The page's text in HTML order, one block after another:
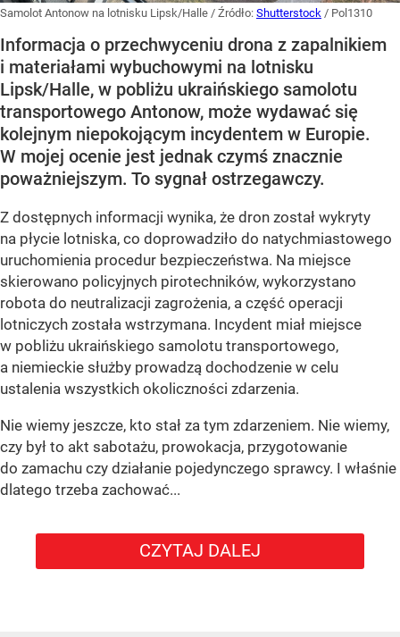
Samolot Antonow na lotnisku Lipsk/Halle / Źródło: Shutterstock / Pol1310
Informacja o przechwyceniu drona z zapalnikiem
i materiałami wybuchowymi na lotnisku
Lipsk/Halle, w pobliżu ukraińskiego samolotu
transportowego Antonow, może wydawać się
kolejnym niepokojącym incydentem w Europie.
W mojej ocenie jest jednak czymś znacznie
poważniejszym. To sygnał ostrzegawczy.
Z dostępnych informacji wynika, że dron został wykryty
na płycie lotniska, co doprowadziło do natychmiastowego
uruchomienia procedur bezpieczeństwa. Na miejsce
skierowano policyjnych pirotechników, wykorzystano
robota do neutralizacji zagrożenia, a część operacji
lotniczych została wstrzymana. Incydent miał miejsce
w pobliżu ukraińskiego samolotu transportowego,
a niemieckie służby prowadzą dochodzenie w celu
ustalenia wszystkich okoliczności zdarzenia.
Nie wiemy jeszcze, kto stał za tym zdarzeniem. Nie wiemy,
czy był to akt sabotażu, prowokacja, przygotowanie
do zamachu czy działanie pojedynczego sprawcy. I właśnie
dlatego trzeba zachować...
CZYTAJ DALEJ